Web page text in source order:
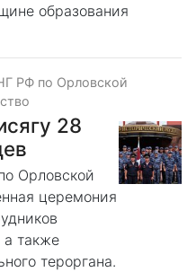
образования
РФ по Орловской
28
Орловской
церемония
а также
тероргана.